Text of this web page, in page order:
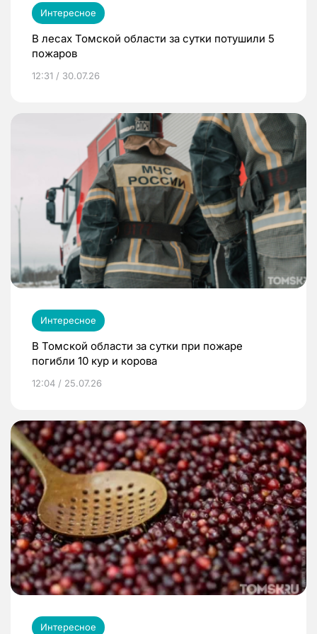
Интересное
В лесах Томской области за сутки потушили 5
пожаров
12:31 / 30.07.26
Интересное
В Томской области за сутки при пожаре
погибли 10 кур и корова
12:04 / 25.07.26
Интересное